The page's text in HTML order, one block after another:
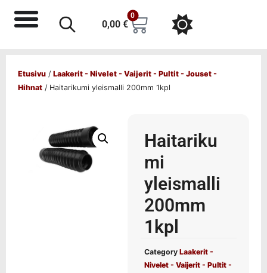
0,00 €
0
Etusivu / Laakerit - Nivelet - Vaijerit - Pultit - Jouset -
Hihnat / Haitarikumi yleismalli 200mm 1kpl
Haitariku
mi
yleismalli
200mm
1kpl
Category Laakerit -
Nivelet - Vaijerit - Pultit -